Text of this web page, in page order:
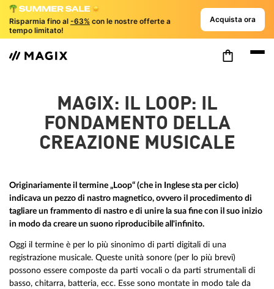
Risparmia fino al -63% con le nostre offerte a
tempo limitato!
Acquista ora
MAGIX: IL LOOP: IL
FONDAMENTO DELLA
CREAZIONE MUSICALE
Originariamente il termine „Loop“ (che in Inglese sta per ciclo)
indicava un pezzo di nastro magnetico, ovvero il procedimento di
tagliare un frammento di nastro e di unire la sua fine con il suo inizio
in modo da creare un suono riproducibile all'infinito.
Oggi il termine è per lo più sinonimo di parti digitali di una
registrazione musicale. Queste unità sonore (per lo più brevi)
possono essere composte da parti vocali o da parti strumentali di
basso, chitarra, batteria, ecc. Esse sono montate in modo tale da